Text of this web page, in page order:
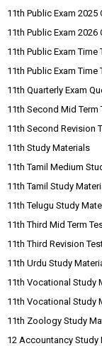
11th Public Exam
11th Public Exam
11th Public Exam Time
11th Public Exam Time
11th Quarterly Exam
11th Second Mid Term
11th Second Revision
11th Study Materials
11th Tamil Medium
11th Tamil Study
11th Telugu Study
11th Third Mid Term
11th Third Revision
11th Urdu Study
11th Vocational Study
11th Vocational Study
11th Zoology Study
12 Accountancy Study